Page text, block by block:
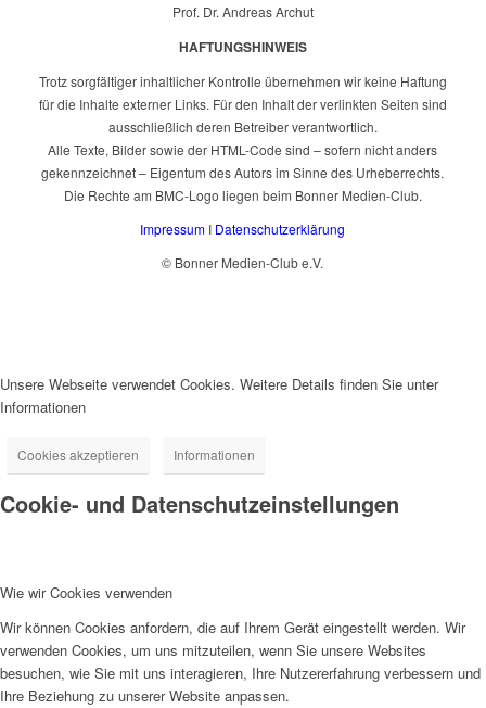
Prof. Dr. Andreas Archut
HAFTUNGSHINWEIS
Trotz sorgfältiger inhaltlicher Kontrolle übernehmen wir keine Haftung
für die Inhalte externer Links. Für den Inhalt der verlinkten Seiten sind
ausschließlich deren Betreiber verantwortlich.
Alle Texte, Bilder sowie der HTML-Code sind – sofern nicht anders
gekennzeichnet – Eigentum des Autors im Sinne des Urheberrechts.
Die Rechte am BMC-Logo liegen beim Bonner Medien-Club.
Impressum I Datenschutzerklärung
© Bonner Medien-Club e.V.
Unsere Webseite verwendet Cookies. Weitere Details finden Sie unter
Informationen
Cookies akzeptieren Informationen
Cookie- und Datenschutzeinstellungen
Wie wir Cookies verwenden
Wir können Cookies anfordern, die auf Ihrem Gerät eingestellt werden. Wir
verwenden Cookies, um uns mitzuteilen, wenn Sie unsere Websites
besuchen, wie Sie mit uns interagieren, Ihre Nutzererfahrung verbessern und
Ihre Beziehung zu unserer Website anpassen.